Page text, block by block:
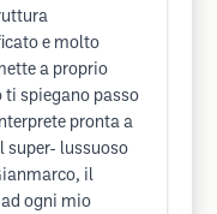
e molto
a proprio
ti spiegano passo
pronta a
super- lussuoso
il
ogni mio